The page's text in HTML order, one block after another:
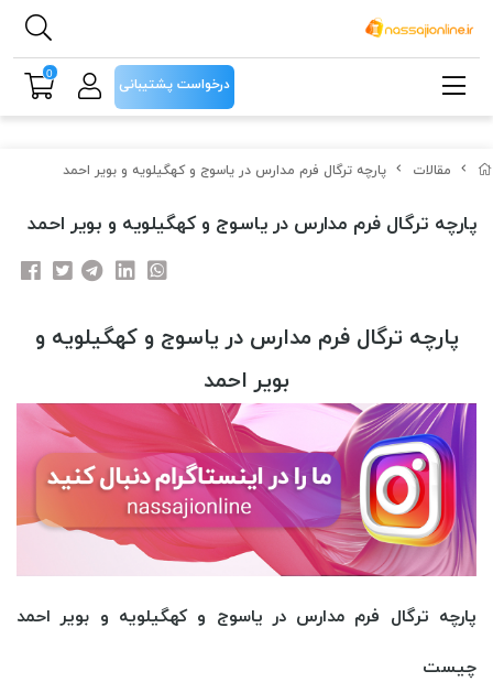
مقالات پارچه ترگال فرم مدارس در یاسوج و کهگیلویه و بویر احمد
پارچه ترگال فرم مدارس در یاسوج و کهگیلویه و بویر احمد
پارچه ترگال فرم مدارس در یاسوج و کهگیلویه و
بویر احمد
پارچه ترگال فرم مدارس در یاسوج و کهگیلویه و بویر احمد
چیست
درخواست پشتیبانی
0